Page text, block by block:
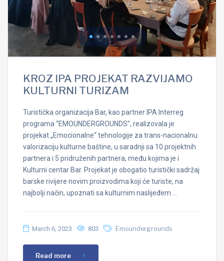
KROZ IPA PROJEKAT RAZVIJAMO
KULTURNI TURIZAM
Turistička organizacija Bar, kao partner IPA Interreg
programa “EMOUNDERGROUNDS”, realizovala je
projekat „Emocionalne“ tehnologije za trans-nacionalnu
valorizaciju kulturne baštine, u saradnji sa 10 projektnih
partnera i 5 pridruženih partnera, među kojima je i
Kulturni centar Bar. Projekat je obogatio turistički sadržaj
barske rivijere novim proizvodima koji će turiste, na
najbolji način, upoznati sa kulturnim naslijeđem …
March 6, 2023 803 Emoundergrounds
Read more